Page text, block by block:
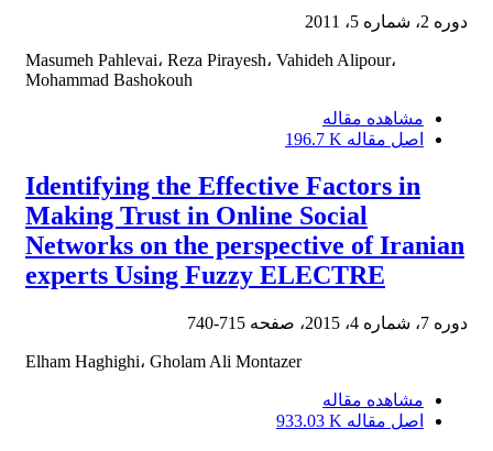
دوره 2، شماره 5، 2011
Masumeh Pahlevai، Reza Pirayesh، Vahideh Alipour،
Mohammad Bashokouh
مشاهده مقاله
اصل مقاله 196.7 K
Identifying the Effective Factors in
Making Trust in Online Social
Networks on the perspective of Iranian
experts Using Fuzzy ELECTRE
دوره 7، شماره 4، 2015، صفحه 715-740
Elham Haghighi، Gholam Ali Montazer
مشاهده مقاله
اصل مقاله 933.03 K